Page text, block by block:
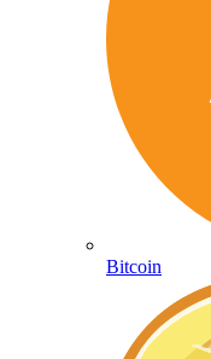
Bitcoin